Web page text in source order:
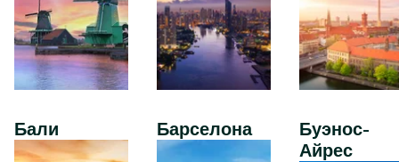
Бали Барселона
Буэнос-
Айрес